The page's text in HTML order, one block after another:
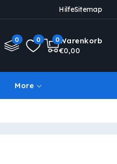
HilfeSitemap
0 0
Warenkorb
€0,00
0
Artikel
More